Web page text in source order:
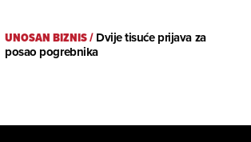
UNOSAN BIZNIS/Dvije tisuće prijava za
posao pogrebnika